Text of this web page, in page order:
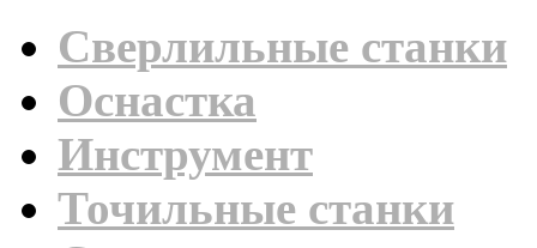
Сверлильные станки
Оснастка
Инструмент
Точильные станки